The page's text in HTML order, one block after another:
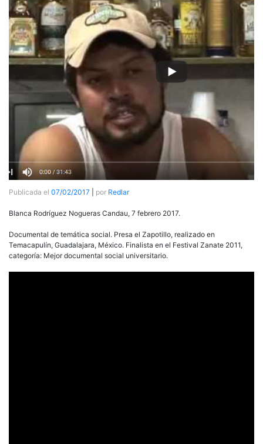
Publicada el 07/02/2017 por Redlar
Blanca Rodríguez Nogueras Candau, 7 febrero 2017.
Documental de temática social. Presa el Zapotillo, realizado en
Temacapulín, Guadalajara, México. Finalista en el Festival Zanate 2011,
categoría: Mejor documental social universitario.